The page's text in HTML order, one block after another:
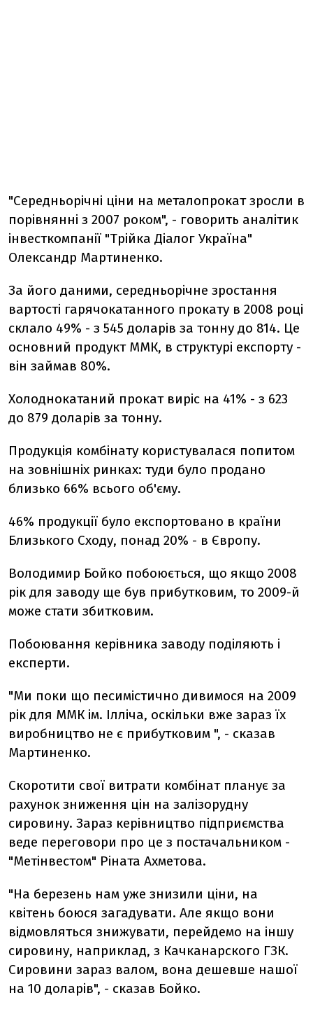
"Середньорічні ціни на металопрокат зросли в
порівнянні з 2007 роком", - говорить аналітик
інвесткомпанії "Трійка Діалог Україна"
Олександр Мартиненко.
За його даними, середньорічне зростання
вартості гарячокатанного прокату в 2008 році
склало 49% - з 545 доларів за тонну до 814. Це
основний продукт ММК, в структурі експорту -
він займав 80%.
Холоднокатаний прокат виріс на 41% - з 623
до 879 доларів за тонну.
Продукція комбінату користувалася попитом
на зовнішніх ринках: туди було продано
близько 66% всього об'єму.
46% продукції було експортовано в країни
Близького Сходу, понад 20% - в Європу.
Володимир Бойко побоюється, що якщо 2008
рік для заводу ще був прибутковим, то 2009-й
може стати збитковим.
Побоювання керівника заводу поділяють і
експерти.
"Ми поки що песимістично дивимося на 2009
рік для ММК ім. Ілліча, оскільки вже зараз їх
виробництво не є прибутковим ", - сказав
Мартиненко.
Скоротити свої витрати комбінат планує за
рахунок зниження цін на залізорудну
сировину. Зараз керівництво підприємства
веде переговори про це з постачальником -
"Метінвестом" Ріната Ахметова.
"На березень нам уже знизили ціни, на
квітень боюся загадувати. Але якщо вони
відмовляться знижувати, перейдемо на іншу
сировину, наприклад, з Качканарского ГЗК.
Сировини зараз валом, вона дешевше нашої
на 10 доларів", - сказав Бойко.